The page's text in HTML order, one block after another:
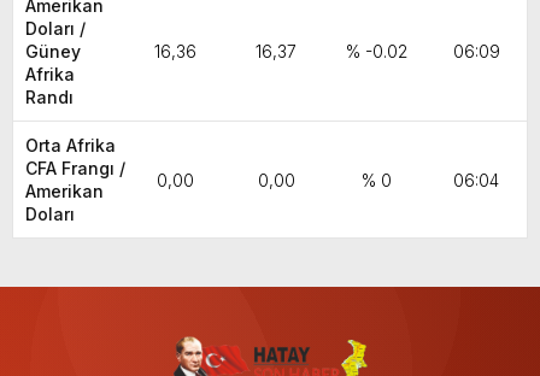
Amerikan
Doları /
Güney
Afrika
Randı
16,36 16,37 % -0.02 06:09
Orta Afrika
CFA Frangı /
Amerikan
Doları
0,00 0,00 % 0 06:04